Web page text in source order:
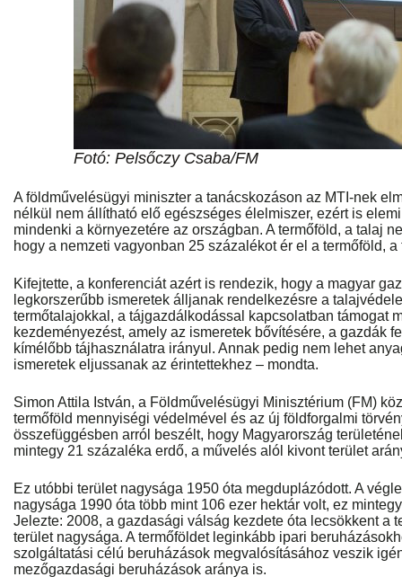
Fotó: Pelsőczy Csaba/FM
A földművelésügyi miniszter a tanácskozáson az MTI-nek
nélkül nem állítható elő egészséges élelmiszer, ezért is
mindenki a környezetére az országban. A termőföld, a talaj
hogy a nemzeti vagyonban 25 százalékot ér el a termőföld, a
Kifejtette, a konferenciát azért is rendezik, hogy a magyar
legkorszerűbb ismeretek álljanak rendelkezésre a
termőtalajokkal, a tájgazdálkodással kapcsolatban támogat
kezdeményezést, amely az ismeretek bővítésére, a gazdák
kímélőbb tájhasználatra irányul. Annak pedig nem lehet
ismeretek eljussanak az érintettekhez – mondta.
Simon Attila István, a Földművelésügyi Minisztérium (FM)
termőföld mennyiségi védelmével és az új földforgalmi
összefüggésben arról beszélt, hogy Magyarország
mintegy 21 százaléka erdő, a művelés alól kivont terület
Ez utóbbi terület nagysága 1950 óta megduplázódott. A
nagysága 1990 óta több mint 106 ezer hektár volt, ez
Jelezte: 2008, a gazdasági válság kezdete óta lecsökkent a
terület nagysága. A termőföldet leginkább ipari
szolgáltatási célú beruházások megvalósításához veszik
mezőgazdasági beruházások aránya is.